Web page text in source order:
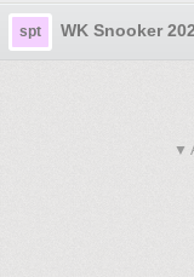
spt WK Snooker
▼